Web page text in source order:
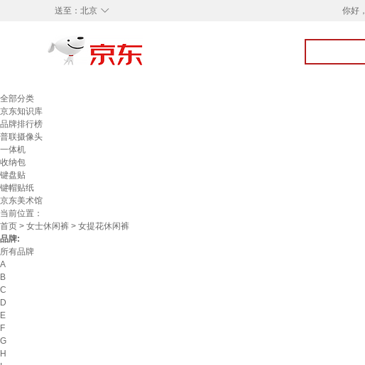
◇
送至： 北京 你好，
全部分类
京东知识库
品牌排行榜
普联摄像头
一体机
收纳包
键盘贴
键帽贴纸
京东美术馆
当前位置：
首页 > 女士休闲裤 > 女提花休闲裤
品牌:
所有品牌
A
B
C
D
E
F
G
H